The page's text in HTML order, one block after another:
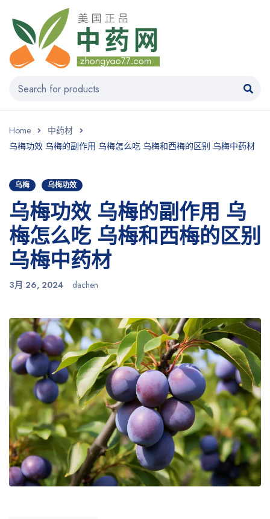
Home
中药材
乌梅功效 乌梅的副作用 乌梅怎么吃 乌梅和西梅的区别 乌梅中药材
乌梅 乌梅功效
乌梅功效 乌梅的副作用 乌
梅怎么吃 乌梅和西梅的区别
乌梅中药材
3月 26, 2024 dachen